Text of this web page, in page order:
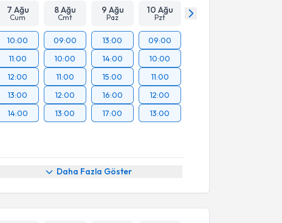
7 Ağu
Cum
8 Ağu
Cmt
9 Ağu
Paz
10 Ağu
Pzt
10:00
11:00
12:00
13:00
14:00
09:00
10:00
11:00
12:00
13:00
13:00
14:00
15:00
16:00
17:00
09:00
10:00
11:00
12:00
13:00
Daha Fazla Göster